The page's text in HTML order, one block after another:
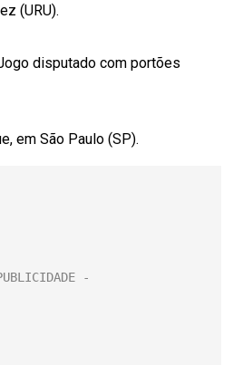
(URU).
disputado com portões
em São Paulo (SP).